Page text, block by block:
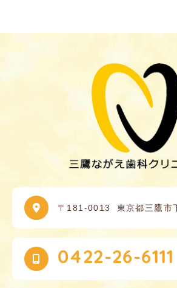
〒181-0013 東京都三鷹市
0422-26-6111